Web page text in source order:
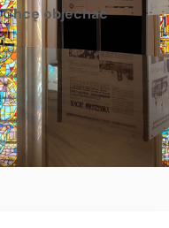
Chcę objechać